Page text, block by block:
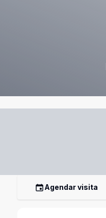
Agendar visita